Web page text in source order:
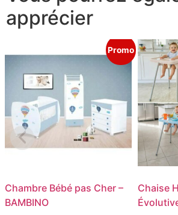
apprécier
Promo
Chambre Bébé pas Cher –
BAMBINO
Chaise